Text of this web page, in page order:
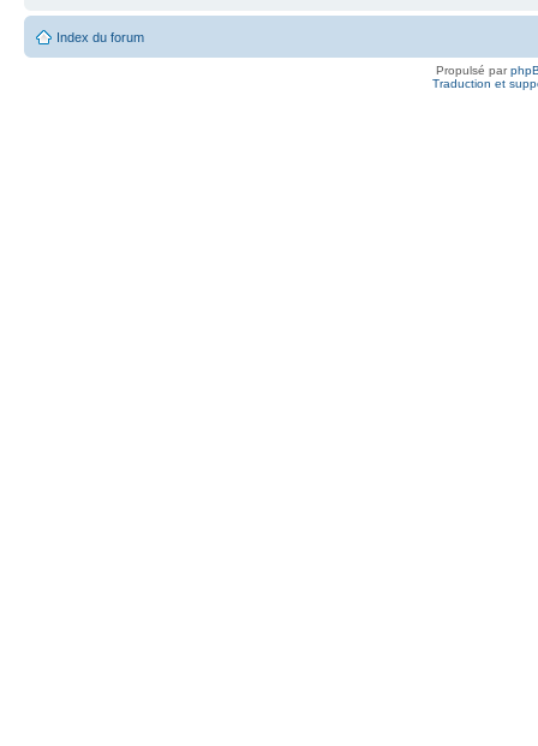
Index du forum
Propulsé par
Traduction et